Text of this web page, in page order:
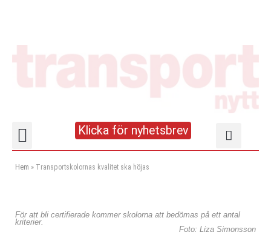
Klicka för nyhetsbrev
Hem » Transportskolornas kvalitet ska höjas
För att bli certifierade kommer skolorna att bedömas på ett antal
kriterier.
Foto: Liza Simonsson